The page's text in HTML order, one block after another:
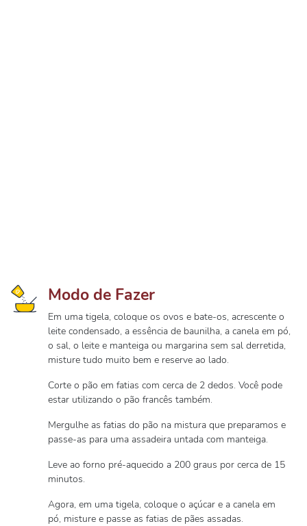
Modo de Fazer
Em uma tigela, coloque os ovos e bate-os, acrescente o
leite condensado, a essência de baunilha, a canela em pó,
o sal, o leite e manteiga ou margarina sem sal derretida,
misture tudo muito bem e reserve ao lado.
Corte o pão em fatias com cerca de 2 dedos. Você pode
estar utilizando o pão francês também.
Mergulhe as fatias do pão na mistura que preparamos e
passe-as para uma assadeira untada com manteiga.
Leve ao forno pré-aquecido a 200 graus por cerca de 15
minutos.
Agora, em uma tigela, coloque o açúcar e a canela em
pó, misture e passe as fatias de pães assadas.